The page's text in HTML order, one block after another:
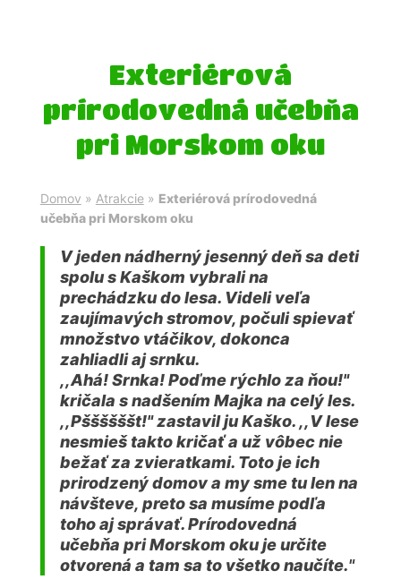
Exteriérová
prírodovedná učebňa
pri Morskom oku
Domov » Atrakcie» Exteriérová prírodovedná
učebňa pri Morskom oku
V jeden nádherný jesenný deň sa deti
spolu s Kaškom vybrali na
prechádzku do lesa. Videli veľa
zaujímavých stromov, počuli spievať
množstvo vtáčikov, dokonca
zahliadli aj srnku.
,,Ahá! Srnka! Poďme rýchlo za ňou!"
kričala s nadšením Majka na celý les.
,,Pššššššt!" zastavil ju Kaško. ,,V lese
nesmieš takto kričať a už vôbec nie
bežať za zvieratkami. Toto je ich
prirodzený domov a my sme tu len na
návšteve, preto sa musíme podľa
toho aj správať. Prírodovedná
učebňa pri Morskom oku je určite
otvorená a tam sa to všetko naučíte."